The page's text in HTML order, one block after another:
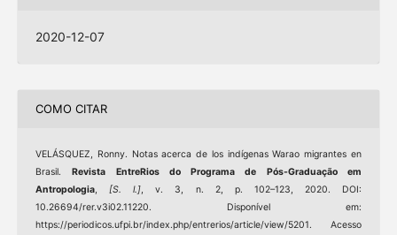
2020-12-07
COMO CITAR
VELÁSQUEZ, Ronny. Notas acerca de los indígenas Warao migrantes en
Brasil.Revista EntreRios do Programa de Pós-Graduação em
Antropologia,[S. l.], v. 3, n. 2, p. 102–123, 2020. DOI:
10.26694/rer.v3i02.11220. Disponível em:
https://periodicos.ufpi.br/index.php/entrerios/article/view/5201. Acesso